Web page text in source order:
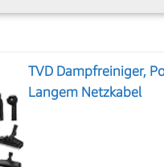
TVD Dampfreiniger,
Langem Netzkabel